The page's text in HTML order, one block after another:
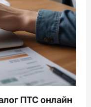
ПТС онлайн